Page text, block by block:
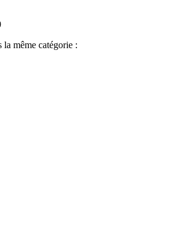
la même catégorie :